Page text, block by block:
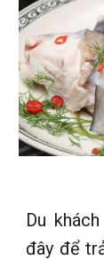
Du
đây để